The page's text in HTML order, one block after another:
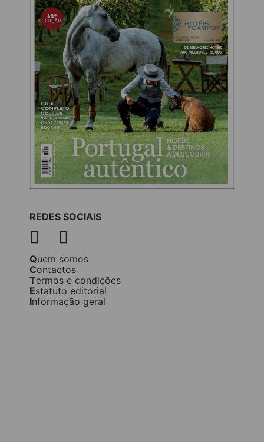
REDES SOCIAIS
Quem somos
Contactos
Termos e condições
Estatuto editorial
Informação geral